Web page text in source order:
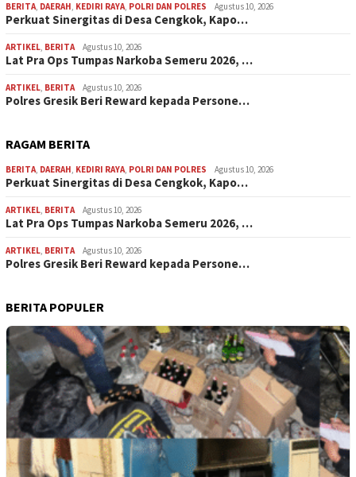
BERITA, DAERAH, KEDIRI RAYA, POLRI DAN POLRES Agustus 10, 2026
Perkuat Sinergitas di Desa Cengkok, Kapo…
ARTIKEL, BERITA Agustus 10, 2026
Lat Pra Ops Tumpas Narkoba Semeru 2026, …
ARTIKEL, BERITA Agustus 10, 2026
Polres Gresik Beri Reward kepada Persone…
RAGAM BERITA
BERITA, DAERAH, KEDIRI RAYA, POLRI DAN POLRES Agustus 10, 2026
Perkuat Sinergitas di Desa Cengkok, Kapo…
ARTIKEL, BERITA Agustus 10, 2026
Lat Pra Ops Tumpas Narkoba Semeru 2026, …
ARTIKEL, BERITA Agustus 10, 2026
Polres Gresik Beri Reward kepada Persone…
BERITA POPULER